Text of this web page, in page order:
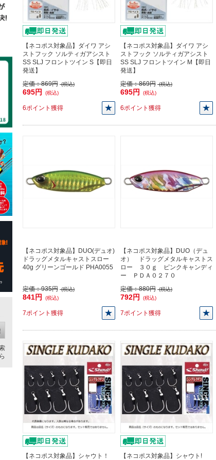
【ネコポス対象品】ダイワ アシ
ストフック ソルティガアシスト
SS SLJ フロントツイン S【即日
発送】
定価：869円 (税込)
695円 (税込)
6ポイント獲得
【ネコポス対象品】ダイワ アシ
ストフック ソルティガアシスト
SS SLJ フロントツイン M【即日
発送】
定価：869円 (税込)
695円 (税込)
6ポイント獲得
【ネコポス対象品】DUO(デュオ)
ドラッグメタルキャストスロー
40g グリーンゴールド PHA0055
定価：935円 (税込)
841円 (税込)
7ポイント獲得
【ネコポス対象品】DUO（デュ
オ） ドラッグメタルキャストス
ロー ３０ｇ ピンクキャンディ
ー ＰＤＡ０２７０
定価：880円 (税込)
792円 (税込)
7ポイント獲得
【ネコポス対象品】シャウト！
【ネコポス対象品】シャウト!